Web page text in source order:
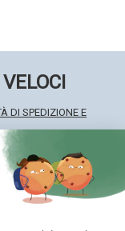
DI SPEDIZIONE E
DI PAGAMENTO
PRIVACY
DI VENDITA